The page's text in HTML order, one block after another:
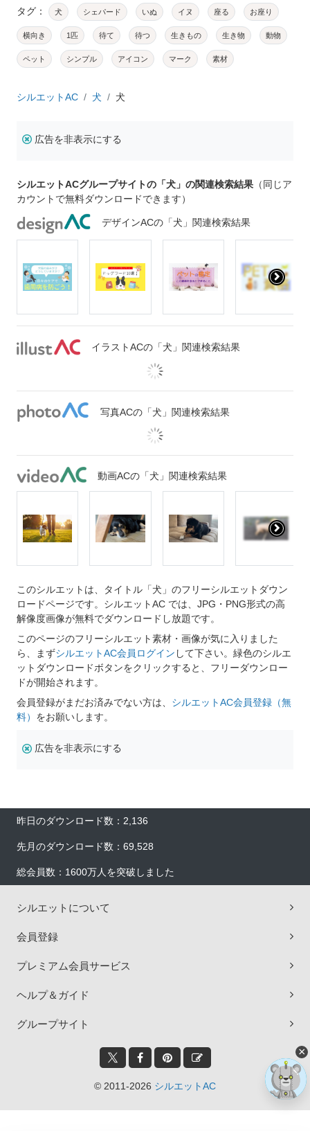
タグ： 犬 シェパード いぬ イヌ 座る お座り
横向き 1匹 待て 待つ 生きもの 生き物 動物
ペット シンプル アイコン マーク 素材
シルエットAC 犬 犬
広告を非表示にする
シルエットACグループサイトの「犬」の関連検索結果 （同じア
カウントで無料ダウンロードできます）
デザインACの「犬」関連検索結果
イラストACの「犬」関連検索結果
写真ACの「犬」関連検索結果
動画ACの「犬」関連検索結果
このシルエットは、タイトル「犬」のフリーシルエットダウン
ロードページです。シルエットAC では、JPG・PNG形式の高
解像度画像が無料でダウンロードし放題です。
このページのフリーシルエット素材・画像が気に入りました
ら、まずシルエットAC会員ログイン して下さい。緑色のシルエ
ットダウンロードボタンをクリックすると、フリーダウンロー
ドが開始されます。
会員登録がまだお済みでない方は、 シルエットAC会員登録（無
料） をお願いします。
広告を非表示にする
昨日のダウンロード数：2,136
先月のダウンロード数：69,528
総会員数：1600万人を突破しました
シルエットについて
会員登録
プレミアム会員サービス
ヘルプ＆ガイド
グループサイト
© 2011-2026 シルエットAC
×